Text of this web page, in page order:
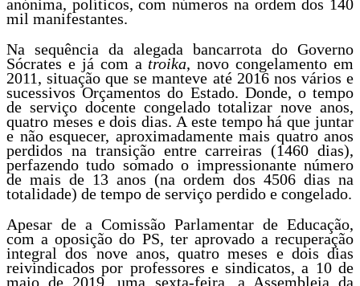
anónima, políticos, com números na ordem dos 140
mil manifestantes.
Na sequência da alegada bancarrota do Governo
Sócrates e já com a troika, novo congelamento em
2011, situação que se manteve até 2016 nos vários e
sucessivos Orçamentos do Estado. Donde, o tempo
de serviço docente congelado totalizar nove anos,
quatro meses e dois dias. A este tempo há que juntar
e não esquecer, aproximadamente mais quatro anos
perdidos na transição entre carreiras (1460 dias),
perfazendo tudo somado o impressionante número
de mais de 13 anos (na ordem dos 4506 dias na
totalidade) de tempo de serviço perdido e congelado.
Apesar de a Comissão Parlamentar de Educação,
com a oposição do PS, ter aprovado a recuperação
integral dos nove anos, quatro meses e dois dias
reivindicados por professores e sindicatos, a 10 de
maio de 2019, uma sexta-feira, a Assembleia da